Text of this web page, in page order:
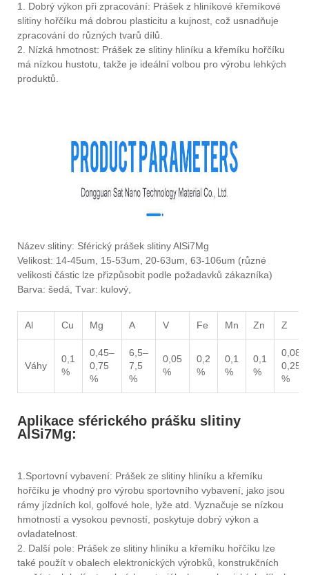
1. Dobrý výkon při zpracování: Prášek z hliníkové křemíkové
slitiny hořčíku má dobrou plasticitu a kujnost, což usnadňuje
zpracování do různých tvarů dílů.
2. Nízká hmotnost: Prášek ze slitiny hliníku a křemíku hořčíku
má nízkou hustotu, takže je ideální volbou pro výrobu lehkých
produktů.
Název slitiny: Sférický prášek slitiny AlSi7Mg
Velikost: 14-45um, 15-53um, 20-63um, 63-106um (různé
velikosti částic lze přizpůsobit podle požadavků zákazníka)
Barva: šedá, Tvar: kulový,
Al Cu Mg A V Fe Mn Zn Z
Váhy
0,1
%
0,45–
0,75
%
6,5–
7,5
%
0,05
%
0,2
%
0,1
%
0,1
%
0,08–
0,25
%
Aplikace sférického prášku slitiny
AlSi7Mg:
1.Sportovní vybavení: Prášek ze slitiny hliníku a křemíku
hořčíku je vhodný pro výrobu sportovního vybavení, jako jsou
rámy jízdních kol, golfové hole, lyže atd. Vyznačuje se nízkou
hmotností a vysokou pevností, poskytuje dobrý výkon a
ovladatelnost.
2. Další pole: Prášek ze slitiny hliníku a křemíku hořčíku lze
také použít v obalech elektronických výrobků, konstrukčních